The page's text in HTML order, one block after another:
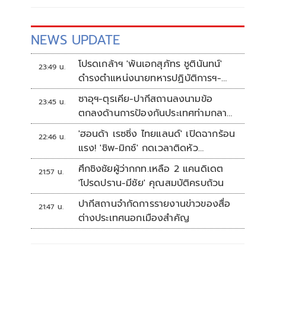
NEWS UPDATE
23:49 น.
โปรดเกล้าฯ 'พันเอกสุภัทร ชูตินันทน์'
ดำรงตำแหน่งนายทหารปฏิบัติการฯ-
พระราชทานยศ 'พลตรี'
23:45 น.
ซาอุฯ-ตุรเคีย-ปากีสถานลงนามข้อ
ตกลงด้านการป้องกันประเทศท่ามกลาง
สงครามในภูมิภาค
22:46 น.
'ฮอนด้า เรซซิ่ง ไทยแลนด์' เปิดฉากร้อน
แรง! 'ชิพ-มิกซ์' กดเวลาติดหัว
แถว ARRC สนาม 4 ที่มัลดาลิกา
21:57 น.
ศึกชิงชัยผู้ว่ากกท.เหลือ 2 แคนดิเดต
'โปรดปราน-มีชัย' คุณสมบัติครบถ้วน
21:47 น.
ปากีสถานจำกัดการรายงานข่าวของสื่อ
ต่างประเทศนอกเมืองสำคัญ